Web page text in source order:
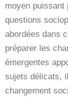
moyen
questions
abordées dans
préparer les
émergentes
sujets délicats,
changement